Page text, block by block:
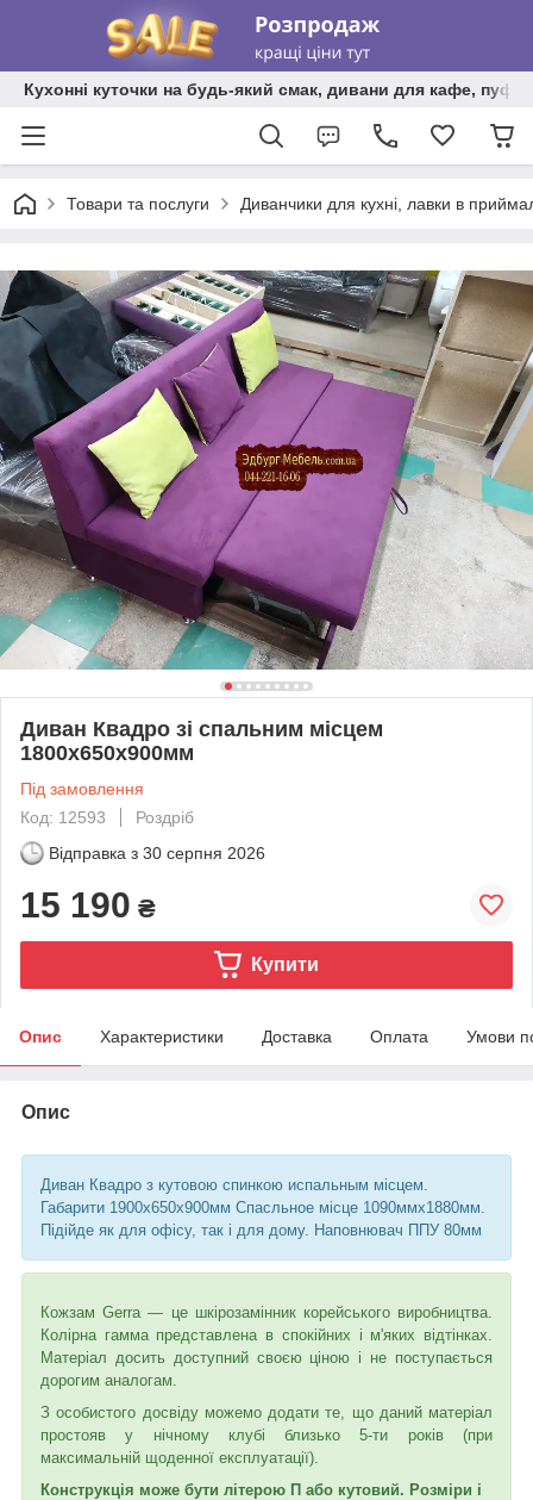
Кухонні куточки на будь-який смак, дивани для кафе,
Товари та послуги Диванчики для кухні, лавки в
Диван Квадро зі спальним місцем
1800х650х900мм
Під замовлення
Код: 12593
Роздріб
Відправка з 30 серпня 2026
15 190 ₴
Купити
Опис Характеристики Доставка Оплата Умови
Опис
Диван Квадро з кутовою спинкою испальным місцем.
Габарити 1900х650х900мм Спасльное місце 1090ммх1880мм.
Підійде як для офісу, так і для дому. Наповнювач ППУ 80мм
Кожзам Gerra ― це шкірозамінник корейського виробництва.
Колірна гамма представлена в спокійних і м'яких відтінках.
Матеріал досить доступний своєю ціною і не поступається
дорогим аналогам.
З особистого досвіду можемо додати те, що даний матеріал
простояв у нічному клубі близько 5-ти років (при
максимальній щоденної експлуатації).
Конструкція може бути літерою П або кутовий. Розміри і